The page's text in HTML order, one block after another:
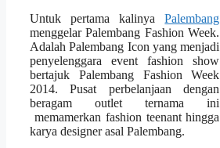
Untuk pertama kalinyaPalembang
menggelar Palembang Fashion Week.
Adalah Palembang Icon yang menjadi
penyelenggara event fashion show
bertajuk Palembang Fashion Week
2014. Pusat perbelanjaan dengan
beragam outlet ternama ini
memamerkan fashion teenant hingga
karya designer asal Palembang.